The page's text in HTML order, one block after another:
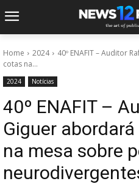
Home 2024
40º ENAFIT – Auditor
cotas na...
2024 Notícias
40º ENAFIT –
Giguer
na mesa sobre